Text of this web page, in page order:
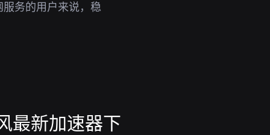
务的用户来说，稳
最新加速器下